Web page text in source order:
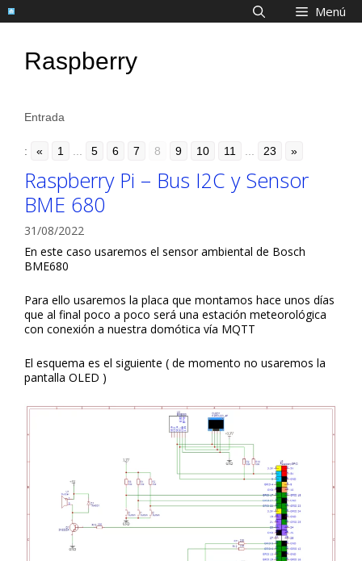
Saltar
al
Menú
Raspberry
Entrada
: « 1 5 6 7 8 9 10 11 23 »
Raspberry Pi – Bus I2C y Sensor
BME 680
31/08/2022
En este caso usaremos el sensor ambiental de Bosch
BME680
Para ello usaremos la placa que montamos hace unos días
que al final poco a poco será una estación meteorológica
con conexión a nuestra domótica vía MQTT
El esquema es el siguiente ( de momento no usaremos la
pantalla OLED )